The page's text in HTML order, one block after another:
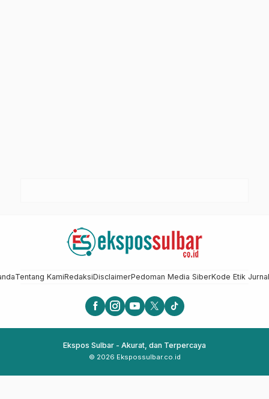
Tentang KamiRedaksiDisclaimerPedoman Media SiberKode Etik
Ekspos Sulbar - Akurat, dan Terpercaya
© 2026 Ekspossulbar.co.id